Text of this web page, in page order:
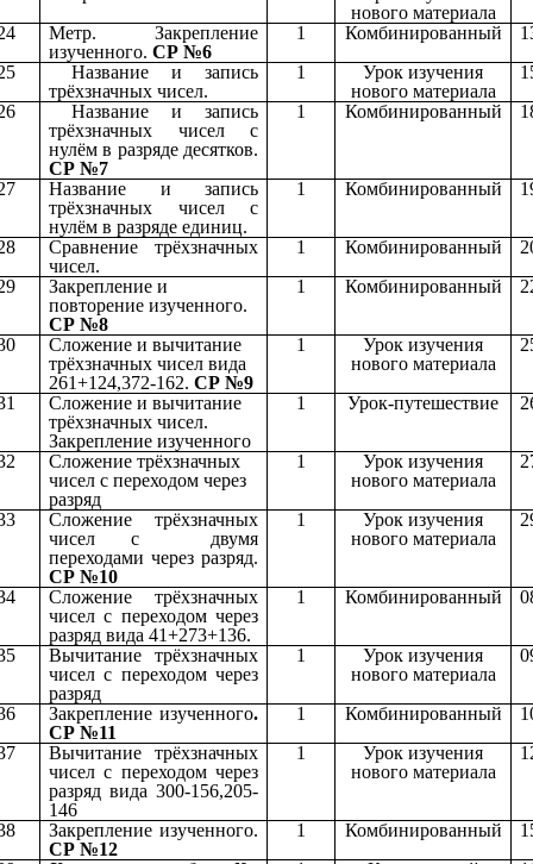
нового материала
Метр. Закрепление
изученного.СР №6
1 Комбинированный
Название и запись
трёхзначных чисел.
1
Урок изучения
нового материала
Название и запись
трёхзначных чисел с
нулём в разряде десятков.
СР №7
1 Комбинированный
Название и запись
трёхзначных чисел с
нулём в разряде единиц.
1 Комбинированный
Сравнение трёхзначных
чисел.
1 Комбинированный
Закрепление и
повторение изученного.
СР №8
1 Комбинированный
Сложение и вычитание
трёхзначных чисел вида
261+124,372-162.СР №9
1
Урок изучения
нового материала
Сложение и вычитание
трёхзначных чисел.
Закрепление изученного
1 Урок-путешествие
Сложение трёхзначных
чисел с переходом через
разряд
1
Урок изучения
нового материала
Сложение трёхзначных
чисел с двумя
переходами через разряд.
СР №10
1
Урок изучения
нового материала
Сложение трёхзначных
чисел с переходом через
разряд вида 41+273+136.
1 Комбинированный
Вычитание трёхзначных
чисел с переходом через
разряд
1
Урок изучения
нового материала
Закрепление изученного.
СР №11
1 Комбинированный
Вычитание трёхзначных
чисел с переходом через
разряд вида 300-156,205-
146
1
Урок изучения
нового материала
Закрепление изученного.
СР №12
1 Комбинированный